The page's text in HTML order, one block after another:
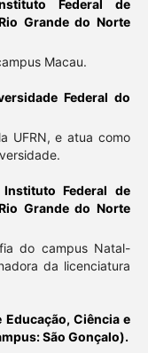
Federal de
Grande do Norte
Macau.
Federal do
UFRN, e atua como
Instituto Federal de
Grande do Norte
do campus Natal-
da licenciatura
Ciência e
São Gonçalo).